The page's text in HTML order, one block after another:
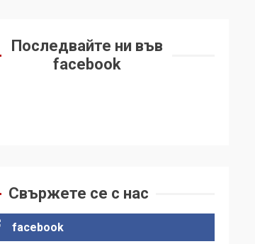
Последвайте ни във
facebook
Свържете се с нас
facebook